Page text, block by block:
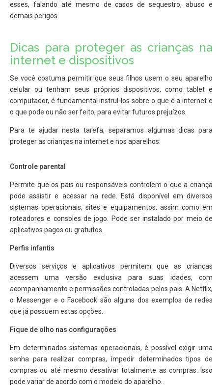
esses, falando até mesmo de casos de sequestro, abuso e
demais perigos.
Dicas para proteger as crianças na
internet e dispositivos
Se você costuma permitir que seus filhos usem o seu aparelho
celular ou tenham seus próprios dispositivos, como tablet e
computador, é fundamental instruí-los sobre o que é a internet e
o que pode ou não ser feito, para evitar futuros prejuízos.
Para te ajudar nesta tarefa, separamos algumas dicas para
proteger as crianças na internet e nos aparelhos:
Controle parental
Permite que os pais ou responsáveis controlem o que a criança
pode assistir e acessar na rede. Está disponível em diversos
sistemas operacionais, sites e equipamentos, assim como em
roteadores e consoles de jogo. Pode ser instalado por meio de
aplicativos pagos ou gratuitos.
Perfis infantis
Diversos serviços e aplicativos permitem que as crianças
acessem uma versão exclusiva para suas idades, com
acompanhamento e permissões controladas pelos pais. A Netflix,
o Messenger e o Facebook são alguns dos exemplos de redes
que já possuem estas opções.
Fique de olho nas configurações
Em determinados sistemas operacionais, é possível exigir uma
senha para realizar compras, impedir determinados tipos de
compras ou até mesmo desativar totalmente as compras. Isso
pode variar de acordo com o modelo do aparelho.